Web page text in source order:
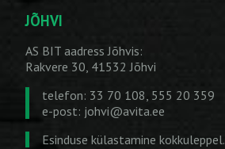
JÕHVI
AS BIT aadress Jõhvis:
Rakvere 30, 41532 Jõhvi
telefon: 33 70 108, 555 20 359
e-post: johvi@avita.ee
Esinduse külastamine kokkuleppel.